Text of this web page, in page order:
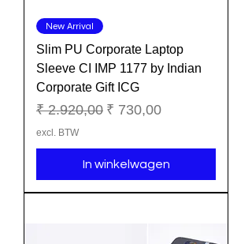
New Arrival
Slim PU Corporate Laptop
Sleeve CI IMP 1177 by Indian
Corporate Gift ICG
Normale prijs
₹ 2.920,00 Verkoopprijs
₹ 730,00
excl. BTW
In winkelwagen